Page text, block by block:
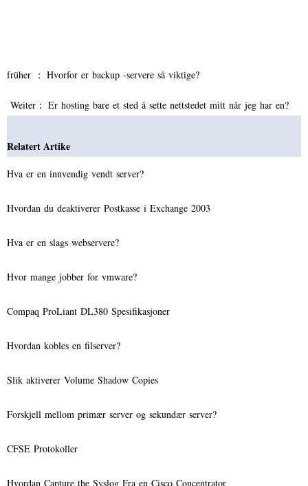
früher ： Hvorfor er backup -servere så viktige?
Weiter： Er hosting bare et sted å sette nettstedet mitt når jeg har en?
Relatert Artike
Hva er en innvendig vendt server?
Hvordan du deaktiverer Postkasse i Exchange 2003
Hva er en slags webservere?
Hvor mange jobber for vmware?
Compaq ProLiant DL380 Spesifikasjoner
Hvordan kobles en filserver?
Slik aktiverer Volume Shadow Copies
Forskjell mellom primær server og sekundær server?
CFSE Protokoller
Hvordan Capture the Syslog Fra en Cisco Concentrator